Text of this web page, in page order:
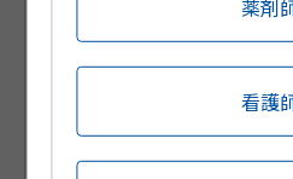
会員登録をされていない医
薬剤
看護